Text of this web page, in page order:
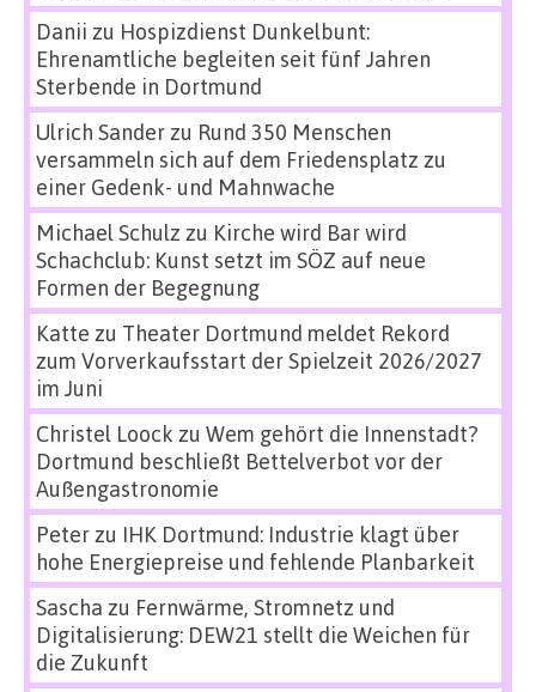
Danii zu Hospizdienst Dunkelbunt:
Ehrenamtliche begleiten seit fünf Jahren
Sterbende in Dortmund
Ulrich Sanderzu Rund 350 Menschen
versammeln sich auf dem Friedensplatz zu
einer Gedenk- und Mahnwache
Michael Schulz zu Kirche wird Bar wird
Schachclub: Kunst setzt im SÖZ auf neue
Formen der Begegnung
Katte zu Theater Dortmund meldet Rekord
zum Vorverkaufsstart der Spielzeit 2026/2027
im Juni
Christel Loock zu Wem gehört die Innenstadt?
Dortmund beschließt Bettelverbot vor der
Außengastronomie
Peterzu IHK Dortmund: Industrie klagt über
hohe Energiepreise und fehlende Planbarkeit
Sascha zu Fernwärme, Stromnetz und
Digitalisierung: DEW21 stellt die Weichen für
die Zukunft